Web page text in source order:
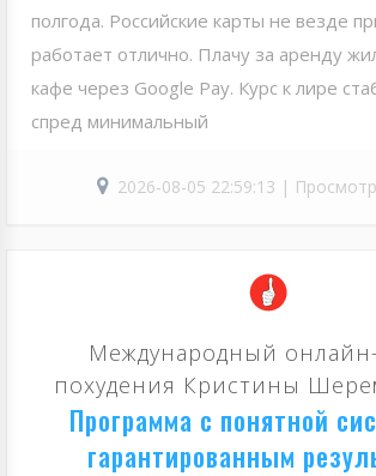
полгода. Российские карты не везде
работает отлично. Плачу за аренду
кафе через Google Pay. Курс к лире
спред минимальный
2026-08-05 22:59:13 |
Международный
похудения Кристины
Программа с понятной
гарантированным